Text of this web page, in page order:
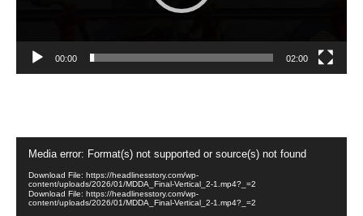
00:00 02:00
Player
Media error: Format(s) not supported or source(s) not found
Download File: https://headlinesstory.com/wp-
content/uploads/2026/01/MDDA_Final-Vertical_2-1.mp4?_=2
Download File: https://headlinesstory.com/wp-
content/uploads/2026/01/MDDA_Final-Vertical_2-1.mp4?_=2